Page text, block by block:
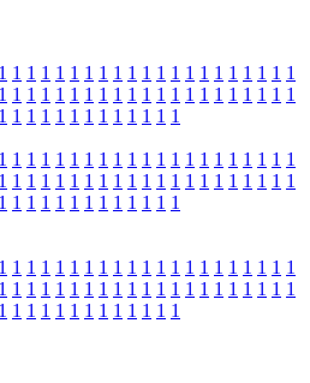
1 1 1 1 1 1 1 1 1 1 1 1 1 1 1 1 1 1 1 1 1
1 1 1 1 1 1 1 1 1 1 1 1 1 1 1 1 1 1 1 1 1
1 1 1 1 1 1 1 1 1 1 1 1 1
1 1 1 1 1 1 1 1 1 1 1 1 1 1 1 1 1 1 1 1 1
1 1 1 1 1 1 1 1 1 1 1 1 1 1 1 1 1 1 1 1 1
1 1 1 1 1 1 1 1 1 1 1 1 1
1 1 1 1 1 1 1 1 1 1 1 1 1 1 1 1 1 1 1 1 1
1 1 1 1 1 1 1 1 1 1 1 1 1 1 1 1 1 1 1 1 1
1 1 1 1 1 1 1 1 1 1 1 1 1